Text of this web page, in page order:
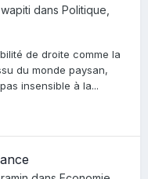
wapiti dans Politique,
de droite comme la
du monde paysan,
insensible à la...